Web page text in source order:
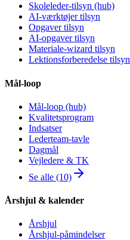
Skoleleder-tilsyn (hub)
AI-værktøjer tilsyn
Opgaver tilsyn
AI-opgaver tilsyn
Materiale-wizard tilsyn
Lektionsforberedelse tilsyn
Mål-loop
Mål-loop (hub)
Kvalitetsprogram
Indsatser
Lederteam-tavle
Dagmål
Vejledere & TK
Se alle (10)
Årshjul & kalender
Årshjul
Årshjul-påmindelser